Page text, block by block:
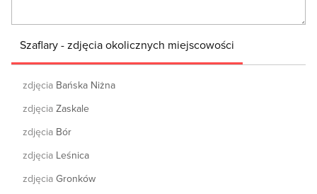
Szaflary - zdjęcia okolicznych miejscowości
zdjęcia Bańska Niżna
zdjęcia Zaskale
zdjęcia Bór
zdjęcia Leśnica
zdjęcia Gronków